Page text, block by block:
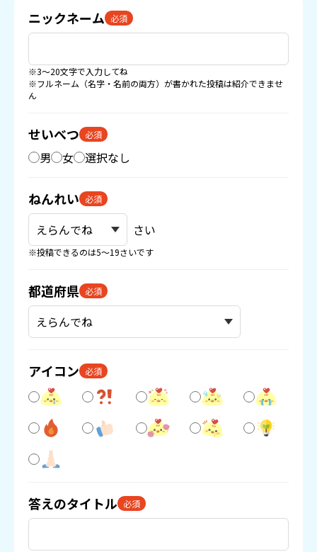
ニックネーム 必須
※3〜20文字で入力してね
※フルネーム（名字・名前の両方）が書かれた投稿は紹介できませ
ん
せいべつ 必須
男 女 選択なし
ねんれい 必須
さい
※投稿できるのは5〜19さいです
都道府県 必須
アイコン 必須
答えのタイトル 必須